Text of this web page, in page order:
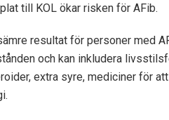
till KOL ökar risken för AFib.
resultat för personer med
och kan inkludera
extra syre, mediciner för